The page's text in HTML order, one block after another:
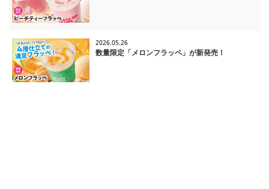
2026.05.26
数量限定「メロンフラッペ」が新発売！